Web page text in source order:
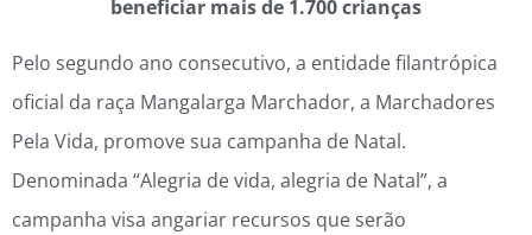
beneficiar mais de 1.700 crianças
Pelo segundo ano consecutivo, a entidade filantrópica
oficial da raça Mangalarga Marchador, a Marchadores
Pela Vida, promove sua campanha de Natal.
Denominada “Alegria de vida, alegria de Natal”, a
campanha visa angariar recursos que serão